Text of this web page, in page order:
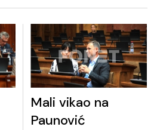
Mali vikao na
Paunović